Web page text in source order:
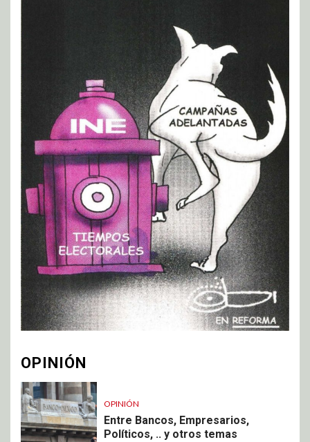
OPINIÓN
OPINIÓN
Entre Bancos, Empresarios,
Políticos, .. y otros temas